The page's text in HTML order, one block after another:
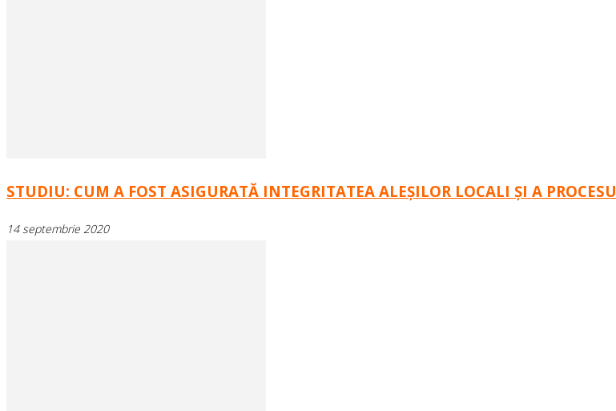
STUDIU: CUM A FOST ASIGURATĂ INTEGRITATEA ALEȘILOR LOCALI ȘI A
14 septembrie 2020